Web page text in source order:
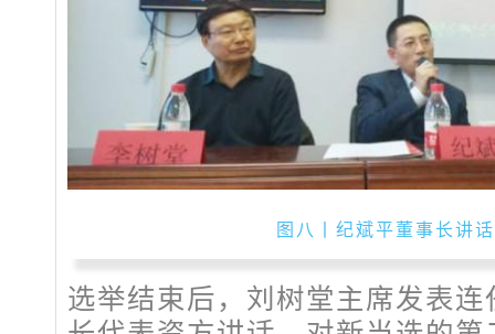
图八丨纪斌平董事长讲话
选举结束后，刘树堂主席发表